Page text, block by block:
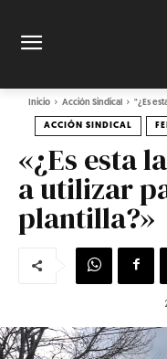
Inicio Acción Sindical "¿Es
ACCIÓN SINDICAL
«¿Es esta
a utilizar
plantilla?»